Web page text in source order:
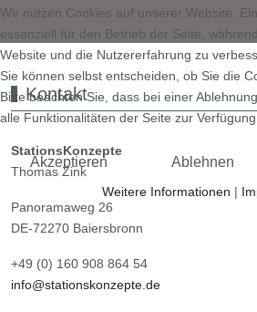
Kontakt
StationsKonzepte
Thomas Zink
Panoramaweg 26
DE-72270 Baiersbronn
+49 (0) 160 908 864 54
info@stationskonzepte.de
Wir nutzen Cookies auf unserer Website.
essenziell für den Betrieb der Seite,
Website und die Nutzererfahrung zu
Sie können selbst entscheiden, ob Sie die
Bitte beachten Sie, dass bei einer
alle Funktionalitäten der Seite zur Verfügung
Akzeptieren Ablehnen
Weitere Informationen |